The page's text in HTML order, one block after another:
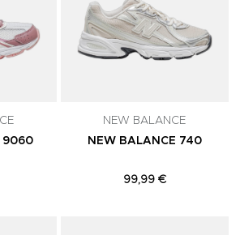
9060
NEW BALANCE
NEW BALANCE 740
99,99 €